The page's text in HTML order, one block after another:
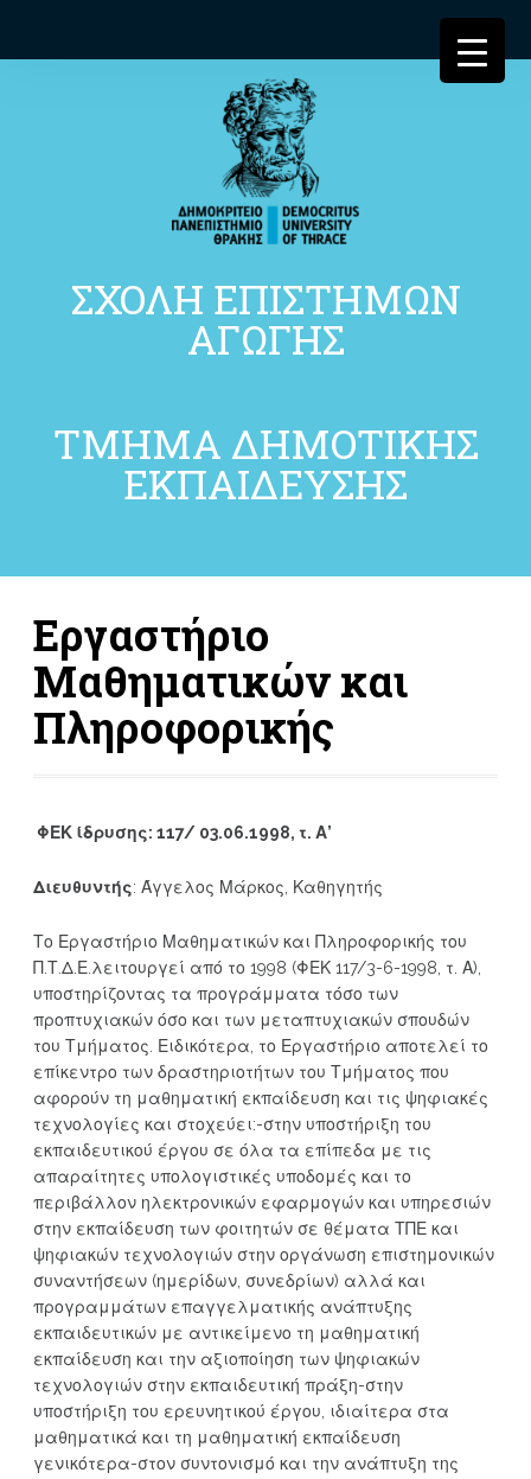
ΣΧΟΛΗ ΕΠΙΣΤΗΜΩΝ
ΑΓΩΓΗΣ
ΤΜΗΜΑ ΔΗΜΟΤΙΚΗΣ
ΕΚΠΑΙΔΕΥΣΗΣ
Εργαστήριο
Μαθηματικών και
Πληροφορικής
ΦΕΚ ίδρυσης: 117/ 03.06.1998, τ. Α’
Διευθυντής: Άγγελος Μάρκος, Καθηγητής
Το Εργαστήριο Μαθηματικών και Πληροφορικής του
Π.Τ.Δ.Ε.λειτουργεί από το 1998 (ΦΕΚ 117/3-6-1998, τ. Α),
υποστηρίζοντας τα προγράμματα τόσο των
προπτυχιακών όσο και των μεταπτυχιακών σπουδών
του Τμήματος. Ειδικότερα, το Εργαστήριο αποτελεί το
επίκεντρο των δραστηριοτήτων του Τμήματος που
αφορούν τη μαθηματική εκπαίδευση και τις ψηφιακές
τεχνολογίες και στοχεύει:-στην υποστήριξη του
εκπαιδευτικού έργου σε όλα τα επίπεδα με τις
απαραίτητες υπολογιστικές υποδομές και το
περιβάλλον ηλεκτρονικών εφαρμογών και υπηρεσιών
στην εκπαίδευση των φοιτητών σε θέματα ΤΠΕ και
ψηφιακών τεχνολογιών στην οργάνωση επιστημονικών
συναντήσεων (ημερίδων, συνεδρίων) αλλά και
προγραμμάτων επαγγελματικής ανάπτυξης
εκπαιδευτικών με αντικείμενο τη μαθηματική
εκπαίδευση και την αξιοποίηση των ψηφιακών
τεχνολογιών στην εκπαιδευτική πράξη-στην
υποστήριξη του ερευνητικού έργου, ιδιαίτερα στα
μαθηματικά και τη μαθηματική εκπαίδευση
γενικότερα-στον συντονισμό και την ανάπτυξη της